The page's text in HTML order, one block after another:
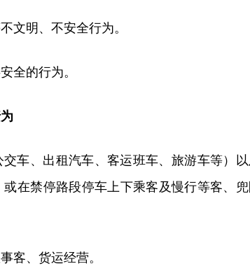
文明、不安全行为。
全的行为。
交车、出租汽车、客运班车、旅游车等）
在禁停路段停车上下乘客及慢行等客、
客、货运经营。